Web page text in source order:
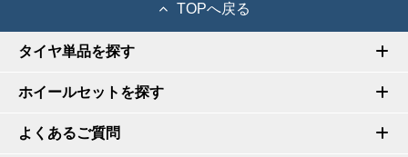
TOPへ戻る
タイヤ単品を探す
ホイールセットを探す
よくあるご質問